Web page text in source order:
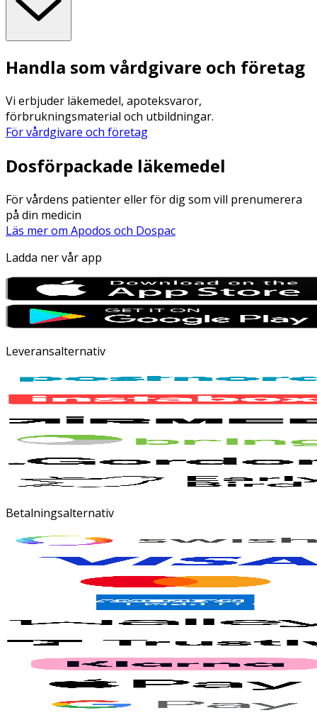
Handla som vårdgivare och företag
Vi erbjuder läkemedel, apoteksvaror,
förbrukningsmaterial och utbildningar.
För vårdgivare och företag
Dosförpackade läkemedel
För vårdens patienter eller för dig som vill prenumerera
på din medicin
Läs mer om Apodos och Dospac
Ladda ner vår app
Leveransalternativ
Betalningsalternativ